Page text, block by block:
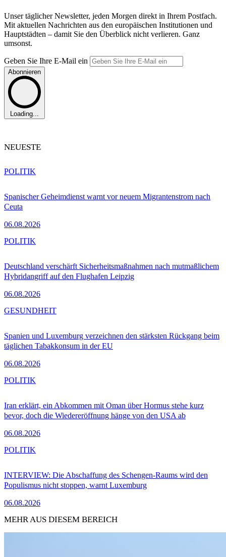
Unser täglicher Newsletter, jeden Morgen direkt in Ihrem Postfach.
Mit aktuellen Nachrichten aus den europäischen Institutionen und
Hauptstädten – damit Sie den Überblick nicht verlieren. Ganz
umsonst.
Geben Sie Ihre E-Mail ein
Abonnieren
Loading...
NEUESTE
Spanischer Geheimdienst warnt vor neuem Migrantenstrom nach
Ceuta
06.08.2026
POLITIK
Deutschland verschärft Sicherheitsmaßnahmen nach mutmaßlichem
Hybridangriff auf den Flughafen Leipzig
06.08.2026
POLITIK
Spanien und Luxemburg verzeichnen den stärksten Rückgang beim
täglichen Tabakkonsum in der EU
06.08.2026
GESUNDHEIT
Iran erklärt, ein Abkommen mit Oman über Hormus stehe kurz
bevor, doch die Wiedereröffnung hänge von den USA ab
06.08.2026
POLITIK
INTERVIEW: Die Abschaffung des Schengen-Raums wird den
Populismus nicht stoppen, warnt Luxemburg
06.08.2026
POLITIK
MEHR AUS DIESEM BEREICH